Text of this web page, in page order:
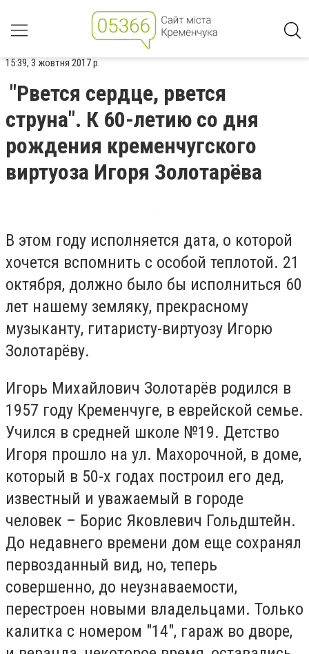
15:39, 3 жовтня 2017 р.
"Рвется сердце, рвется
струна". К 60-летию со дня
рождения кременчугского
виртуоза Игоря Золотарёва
В этом году исполняется дата, о которой
хочется вспомнить с особой теплотой. 21
октября, должно было бы исполниться 60
лет нашему земляку, прекрасному
музыканту, гитаристу-виртуозу Игорю
Золотарёву.
Игорь Михайлович Золотарёв родился в
1957 году Кременчуге, в еврейской семье.
Учился в средней школе №19. Детство
Игоря прошло на ул. Махорочной, в доме,
который в 50-х годах построил его дед,
известный и уважаемый в городе
человек – Борис Яковлевич Гольдштейн.
До недавнего времени дом еще сохранял
первозданный вид, но, теперь
совершенно, до неузнаваемости,
перестроен новыми владельцами. Только
калитка с номером "14", гараж во дворе,